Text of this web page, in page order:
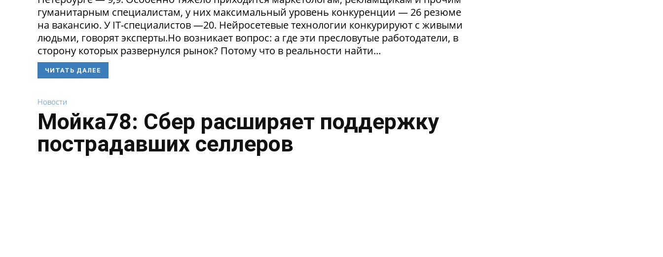
гуманитарным специалистам, у них максимальный уровень конкуренции — 26 резюме
на вакансию. У IT-специалистов —20. Нейросетевые технологии конкурируют с живыми
людьми, говорят эксперты.Но возникает вопрос: а где эти пресловутые работодатели, в
сторону которых развернулся рынок? Потому что в реальности найти...
ЧИТАТЬ ДАЛЕЕ
Новости
Мойка78: Сбер расширяет поддержку
пострадавших селлеров